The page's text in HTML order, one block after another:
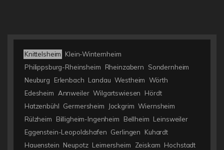
Knittelsheim
Klein-Winternheim
Philippsburg-Rheinsheim
Rheinzabern
Sondernheim
Neuburg
Erlenbach Landau Westheim Wörth
Edesheim
Annweiler Wilgartswiesen
Hördt
Hatzenbühl Germersheim Jockgrim Wiernsheim
Rülzheim
Billigheim-Ingenheim Bellheim Leinsweiler
Eggenstein-Leopoldshafen Gerlingen
Kuhardt
Hauenstein Neupotz Leimersheim Zeiskam Hochstadt